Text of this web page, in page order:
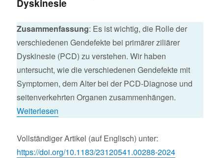
Dyskinesie
Zusammenfassung: Es ist wichtig, die Rolle der
verschiedenen Gendefekte bei primärer ziliärer
Dyskinesie (PCD) zu verstehen. Wir haben
untersucht, wie die verschiedenen Gendefekte mit
Symptomen, dem Alter bei der PCD-Diagnose und
seitenverkehrten Organen zusammenhängen.
Weiterlesen
Vollständiger Artikel (auf Englisch) unter:
https://doi.org/10.1183/23120541.00288-2024